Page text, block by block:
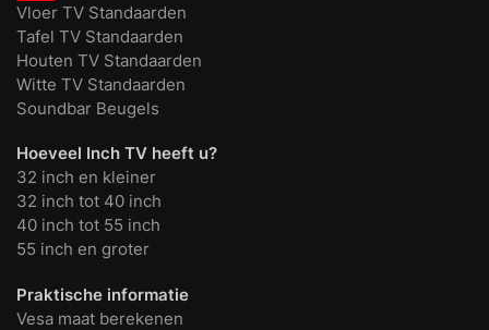
Vloer TV Standaarden
Tafel TV Standaarden
Houten TV Standaarden
Witte TV Standaarden
Soundbar Beugels
Hoeveel Inch TV heeft u?
32 inch en kleiner
32 inch tot 40 inch
40 inch tot 55 inch
55 inch en groter
Praktische informatie
Vesa maat berekenen